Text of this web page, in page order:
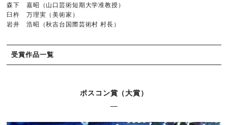
森下 嘉昭（山口芸術短期大学准教授）
臼杵 万理実（美術家）
岩井 浩昭（秋吉台国際芸術村 村長）
受賞作品一覧
ポスコン賞（大賞）